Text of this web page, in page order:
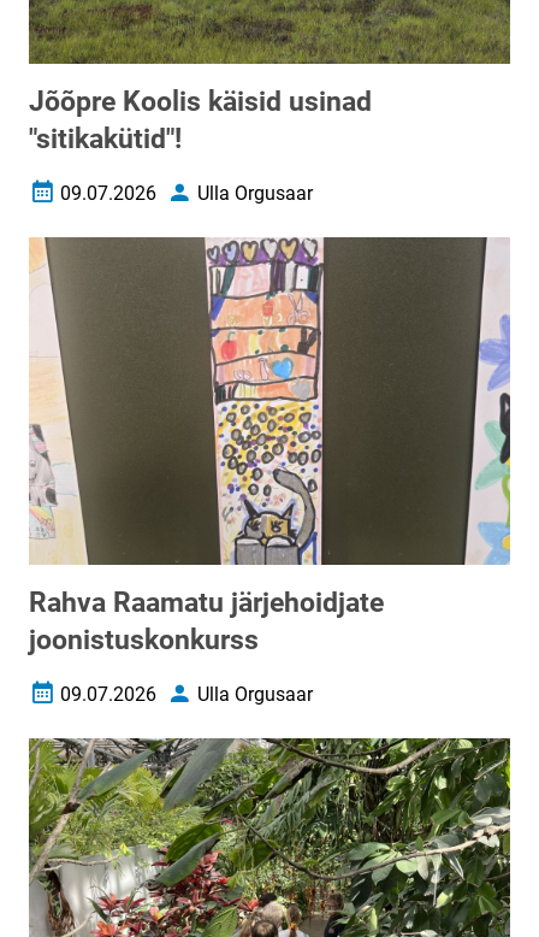
Jõõpre Koolis käisid usinad
"sitikakütid"!
Loomise kuupäev
09.07.2026 AutorUlla Orgusaar
Rahva Raamatu järjehoidjate
joonistuskonkurss
Loomise kuupäev
09.07.2026 AutorUlla Orgusaar